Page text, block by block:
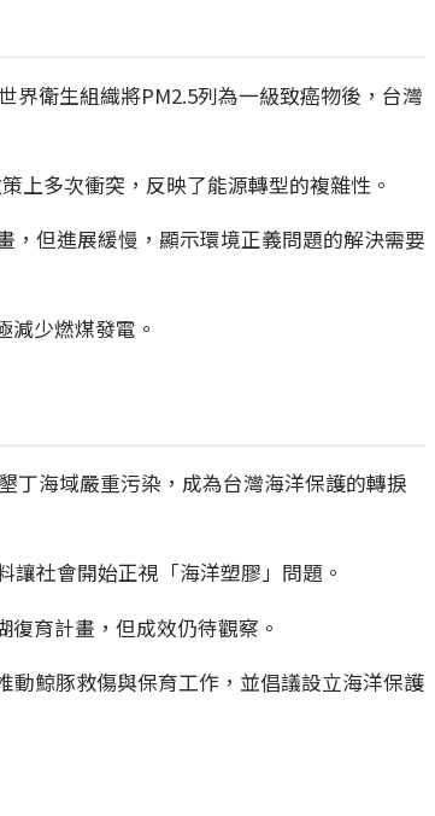
界衛生組織將PM2.5列為一級致癌物後，台灣
上多次衝突，反映了能源轉型的複雜性。
，但進展緩慢，顯示環境正義問題的解決需要
少燃煤發電。
丁海域嚴重污染，成為台灣海洋保護的轉捩
社會開始正視「海洋塑膠」問題。
育計畫，但成效仍待觀察。
動鯨豚救傷與保育工作，並倡議設立海洋保護